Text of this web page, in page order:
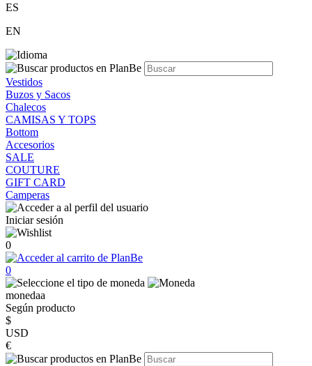
ES
EN
Vestidos
Buzos y Sacos
Chalecos
CAMISAS Y TOPS
Bottom
Accesorios
SALE
COUTURE
GIFT CARD
Camperas
Iniciar sesión
0
0
monedaa
Según producto
$
USD
€